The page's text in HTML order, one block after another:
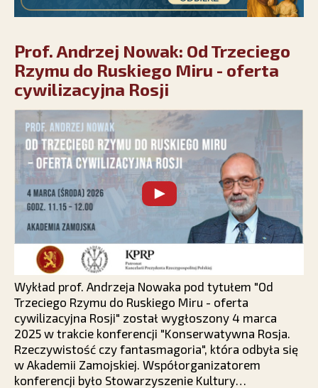
Prof. Andrzej Nowak: Od Trzeciego
Rzymu do Ruskiego Miru - oferta
cywilizacyjna Rosji
Wykład prof. Andrzeja Nowaka pod tytułem "Od
Trzeciego Rzymu do Ruskiego Miru - oferta
cywilizacyjna Rosji" został wygłoszony 4 marca
2025 w trakcie konferencji "Konserwatywna Rosja.
Rzeczywistość czy fantasmagoria", która odbyła się
w Akademii Zamojskiej. Współorganizatorem
konferencji było Stowarzyszenie Kultury